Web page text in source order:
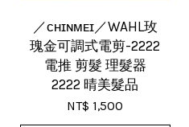
／ᴄʜɪɴᴍᴇɪ／WAHL玫
瑰金可調式電剪-2222
電推 剪髮 理髮器
2222 晴美髮品
NT$ 1,500